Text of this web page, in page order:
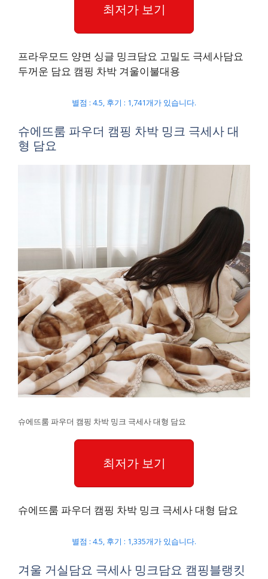
최저가 보기
프라우모드 양면 싱글 밍크담요 고밀도 극세사담요
두꺼운 담요 캠핑 차박 겨울이불대용
별점 : 4.5, 후기 : 1,741개가 있습니다.
슈에뜨룸 파우더 캠핑 차박 밍크 극세사 대
형 담요
슈에뜨룸 파우더 캠핑 차박 밍크 극세사 대형 담요
최저가 보기
슈에뜨룸 파우더 캠핑 차박 밍크 극세사 대형 담요
별점 : 4.5, 후기 : 1,335개가 있습니다.
겨울 거실담요 극세사 밍크담요 캠핑블랭킷